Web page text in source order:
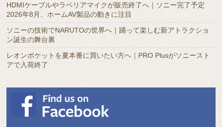
HDMIケーブルやラベリアマイクが販売終了へ｜ソニー完了予定
2026年8月、ホームAV製品の動きに注目
ソニーの技術でNARUTOの世界へ｜踊って楽しむ新アトラクショ
ン誕生の舞台裏
レオンポケットを夏本番に買いたい方へ｜PRO Plusがソニースト
アで入荷終了